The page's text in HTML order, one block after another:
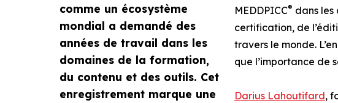
comme un écosystème
mondial a demandé des
années de travail dans les
domaines de la formation,
du contenu et des outils. Cet
enregistrement marque une
MEDDPICC® dans
certification, de
travers le monde.
que l’importance de
Darius Lahoutifard,